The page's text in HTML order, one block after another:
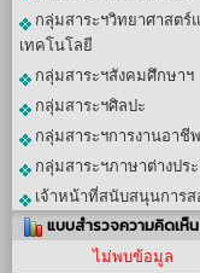
กลุ่มสาระฯวิทยาศาสตร์
เทคโนโลยี
กลุ่มสาระฯสังคมศึกษาฯ
กลุ่มสาระฯศิลปะ
กลุ่มสาระฯการงานอาชีพ
กลุ่มสาระฯภาษาต่างปร
เจ้าหน้าที่สนับสนุนการ
แบบสำรวจความคิดเห็น
ไม่พบข้อมูล